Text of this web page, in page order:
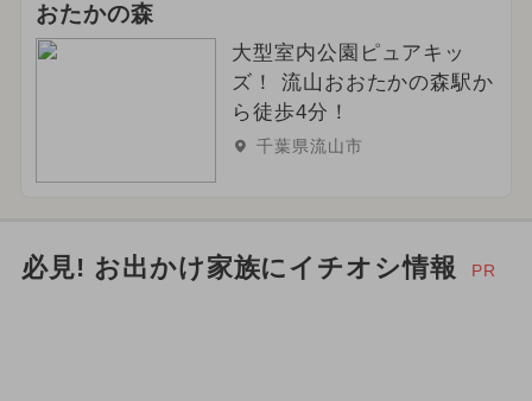
おたかの森
大型室内公園ピュアキッ
ズ！ 流山おおたかの森駅か
ら徒歩4分！
千葉県流山市
必見! お出かけ家族にイチオシ情報 PR